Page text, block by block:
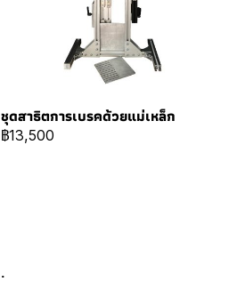
ชุดสาธิตการเบรคด้วยแม่เหล็ก
฿13,500
.